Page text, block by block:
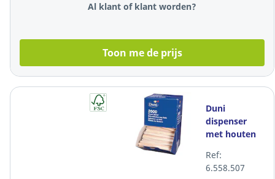
Al klant of klant worden?
Toon me de prijs
Duni
dispenser
met houten
L 114 mm,
pak van 2.000
Ref:
6.558.507